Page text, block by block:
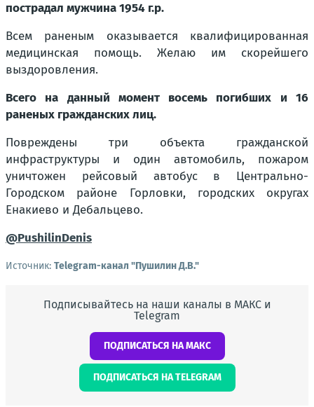
пострадал мужчина 1954 г.р.
Всем раненым оказывается квалифицированная
медицинская помощь. Желаю им скорейшего
выздоровления.
Всего на данный момент восемь погибших и 16
раненых гражданских лиц.
Повреждены три объекта гражданской
инфраструктуры и один автомобиль, пожаром
уничтожен рейсовый автобус в Центрально-
Городском районе Горловки, городских округах
Енакиево и Дебальцево.
@PushilinDenis
Источник: Telegram-канал "Пушилин Д.В."
Подписывайтесь на наши каналы в МАКС и
Telegram
ПОДПИСАТЬСЯ НА МАКС
ПОДПИСАТЬСЯ НА TELEGRAM